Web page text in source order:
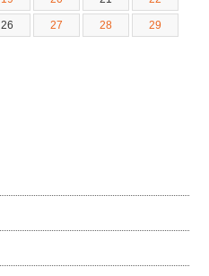
26 27 28 29